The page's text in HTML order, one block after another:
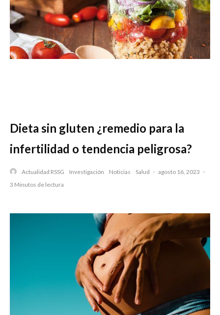
Dieta sin gluten ¿remedio para la
infertilidad o tendencia peligrosa?
Actualidad RSSG Investigación Noticias Salud · agosto 16, 2023 ·
3 Minutos de lectura